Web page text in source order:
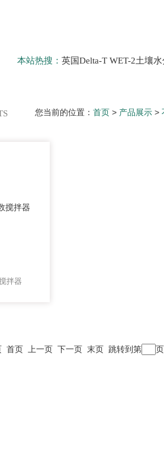
本站热搜： 英国Delta-T WET-2土壤
您当前的位置： 首页 > 产品展示 >
拌器
首页 上一页 下一页 末页 跳转到第 页